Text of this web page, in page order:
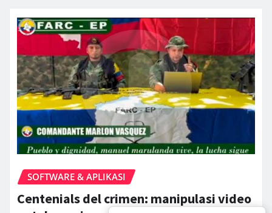
SOFTWARE & APLIKASI
Centenials del crimen: manipulasi video